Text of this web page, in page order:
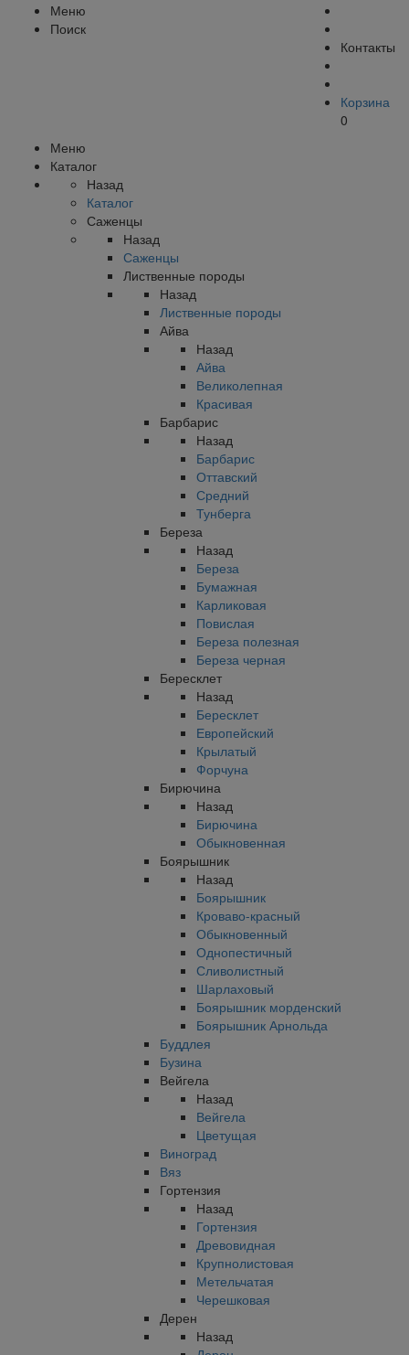
Контакты
Корзина
0
Меню
Поиск
Меню
Каталог
Назад
Каталог
Саженцы
Назад
Саженцы
Лиственные породы
Назад
Лиственные породы
Айва
Назад
Айва
Великолепная
Красивая
Барбарис
Назад
Барбарис
Оттавский
Средний
Тунберга
Береза
Назад
Береза
Бумажная
Карликовая
Повислая
Береза полезная
Береза черная
Бересклет
Назад
Бересклет
Европейский
Крылатый
Форчуна
Бирючина
Назад
Бирючина
Обыкновенная
Боярышник
Назад
Боярышник
Кроваво-красный
Обыкновенный
Однопестичный
Сливолистный
Шарлаховый
Боярышник морденский
Боярышник Арнольда
Буддлея
Бузина
Вейгела
Назад
Вейгела
Цветущая
Виноград
Вяз
Гортензия
Назад
Гортензия
Древовидная
Крупнолистовая
Метельчатая
Черешковая
Дерен
Назад